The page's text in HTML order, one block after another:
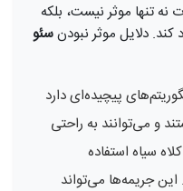
نه تنها موثر نیست، بلکه
دلایل موثر نبودنسئو
پیچیده‌ای دارد
و می‌توانند به راحتی
سیاه استفاده
جریمه‌ها می‌تواند